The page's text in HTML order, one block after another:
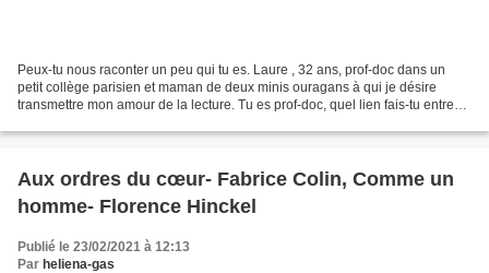
Peux-tu nous raconter un peu qui tu es. Laure , 32 ans, prof-doc dans un
petit collège parisien et maman de deux minis ouragans à qui je désire
transmettre mon amour de la lecture. Tu es prof-doc, quel lien fais-tu entre
Aux ordres du cœur- Fabrice Colin, Comme un
homme- Florence Hinckel
Publié le 23/02/2021 à 12:13
Par heliena-gas